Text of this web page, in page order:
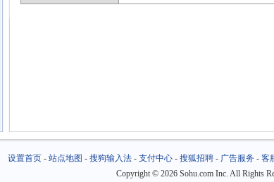
设置首页- 站点地图 - 搜狗输入法- 支付中心- 搜狐招聘- 广告服务- 客
Copyright © 2026 Sohu.com Inc. All Rights